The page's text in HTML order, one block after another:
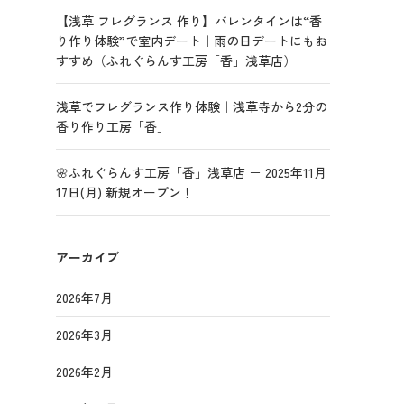
【浅草 フレグランス 作り】バレンタインは“香
り作り体験”で室内デート｜雨の日デートにもお
すすめ（ふれぐらんす工房「香」浅草店）
浅草でフレグランス作り体験｜浅草寺から2分の
香り作り工房「香」
🌸ふれぐらんす工房「香」浅草店 － 2025年11月
17日(月) 新規オープン！
アーカイブ
2026年7月
2026年3月
2026年2月